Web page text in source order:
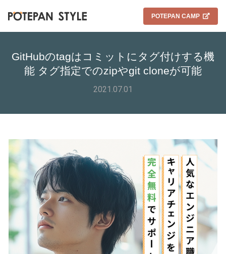
POTEPAN CAMP
GitHubのtagはコミットにタグ付けする機
能 タグ指定でのzipやgit cloneが可能
2021.07.01